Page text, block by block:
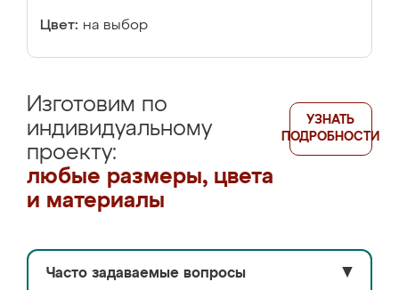
Цвет: на выбор
Изготовим по
индивидуальному
проекту:
любые размеры, цвета
и материалы
УЗНАТЬ
ПОДРОБНОСТИ
Часто задаваемые вопросы ▼